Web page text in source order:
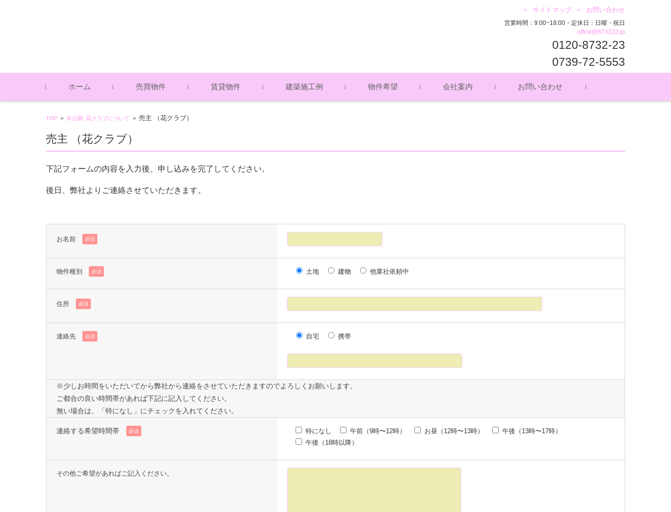
サイトマップ お問い合わせ
営業時間：9:00~18:00・定休日：日曜・祝日
office@873223.jp
0120-8732-23
0739-72-5553
コンテンツに移動
ホーム 売買物件 賃貸物件 建築施工例 物件希望 会社案内 お問い合わせ
TOP > 非公開: 花クラブについて > 売主 （花クラブ）
売主 （花クラブ）
下記フォームの内容を入力後、申し込みを完了してください。
後日、弊社よりご連絡させていただきます。
お名前 必須
物件種別 必須 土地 建物 他業社依頼中
住所 必須
連絡先 必須 自宅 携帯
※少しお時間をいただいてから弊社から連絡をさせていただきますのでよろしくお願いします。
ご都合の良い時間帯があれば下記に記入してください。
無い場合は、「特になし」にチェックを入れてください。
連絡する希望時間帯 必須 特になし 午前（9時〜12時） お昼（12時〜13時）
午後（13時〜17時）
午後（18時以降）
その他ご希望があればご記入ください。